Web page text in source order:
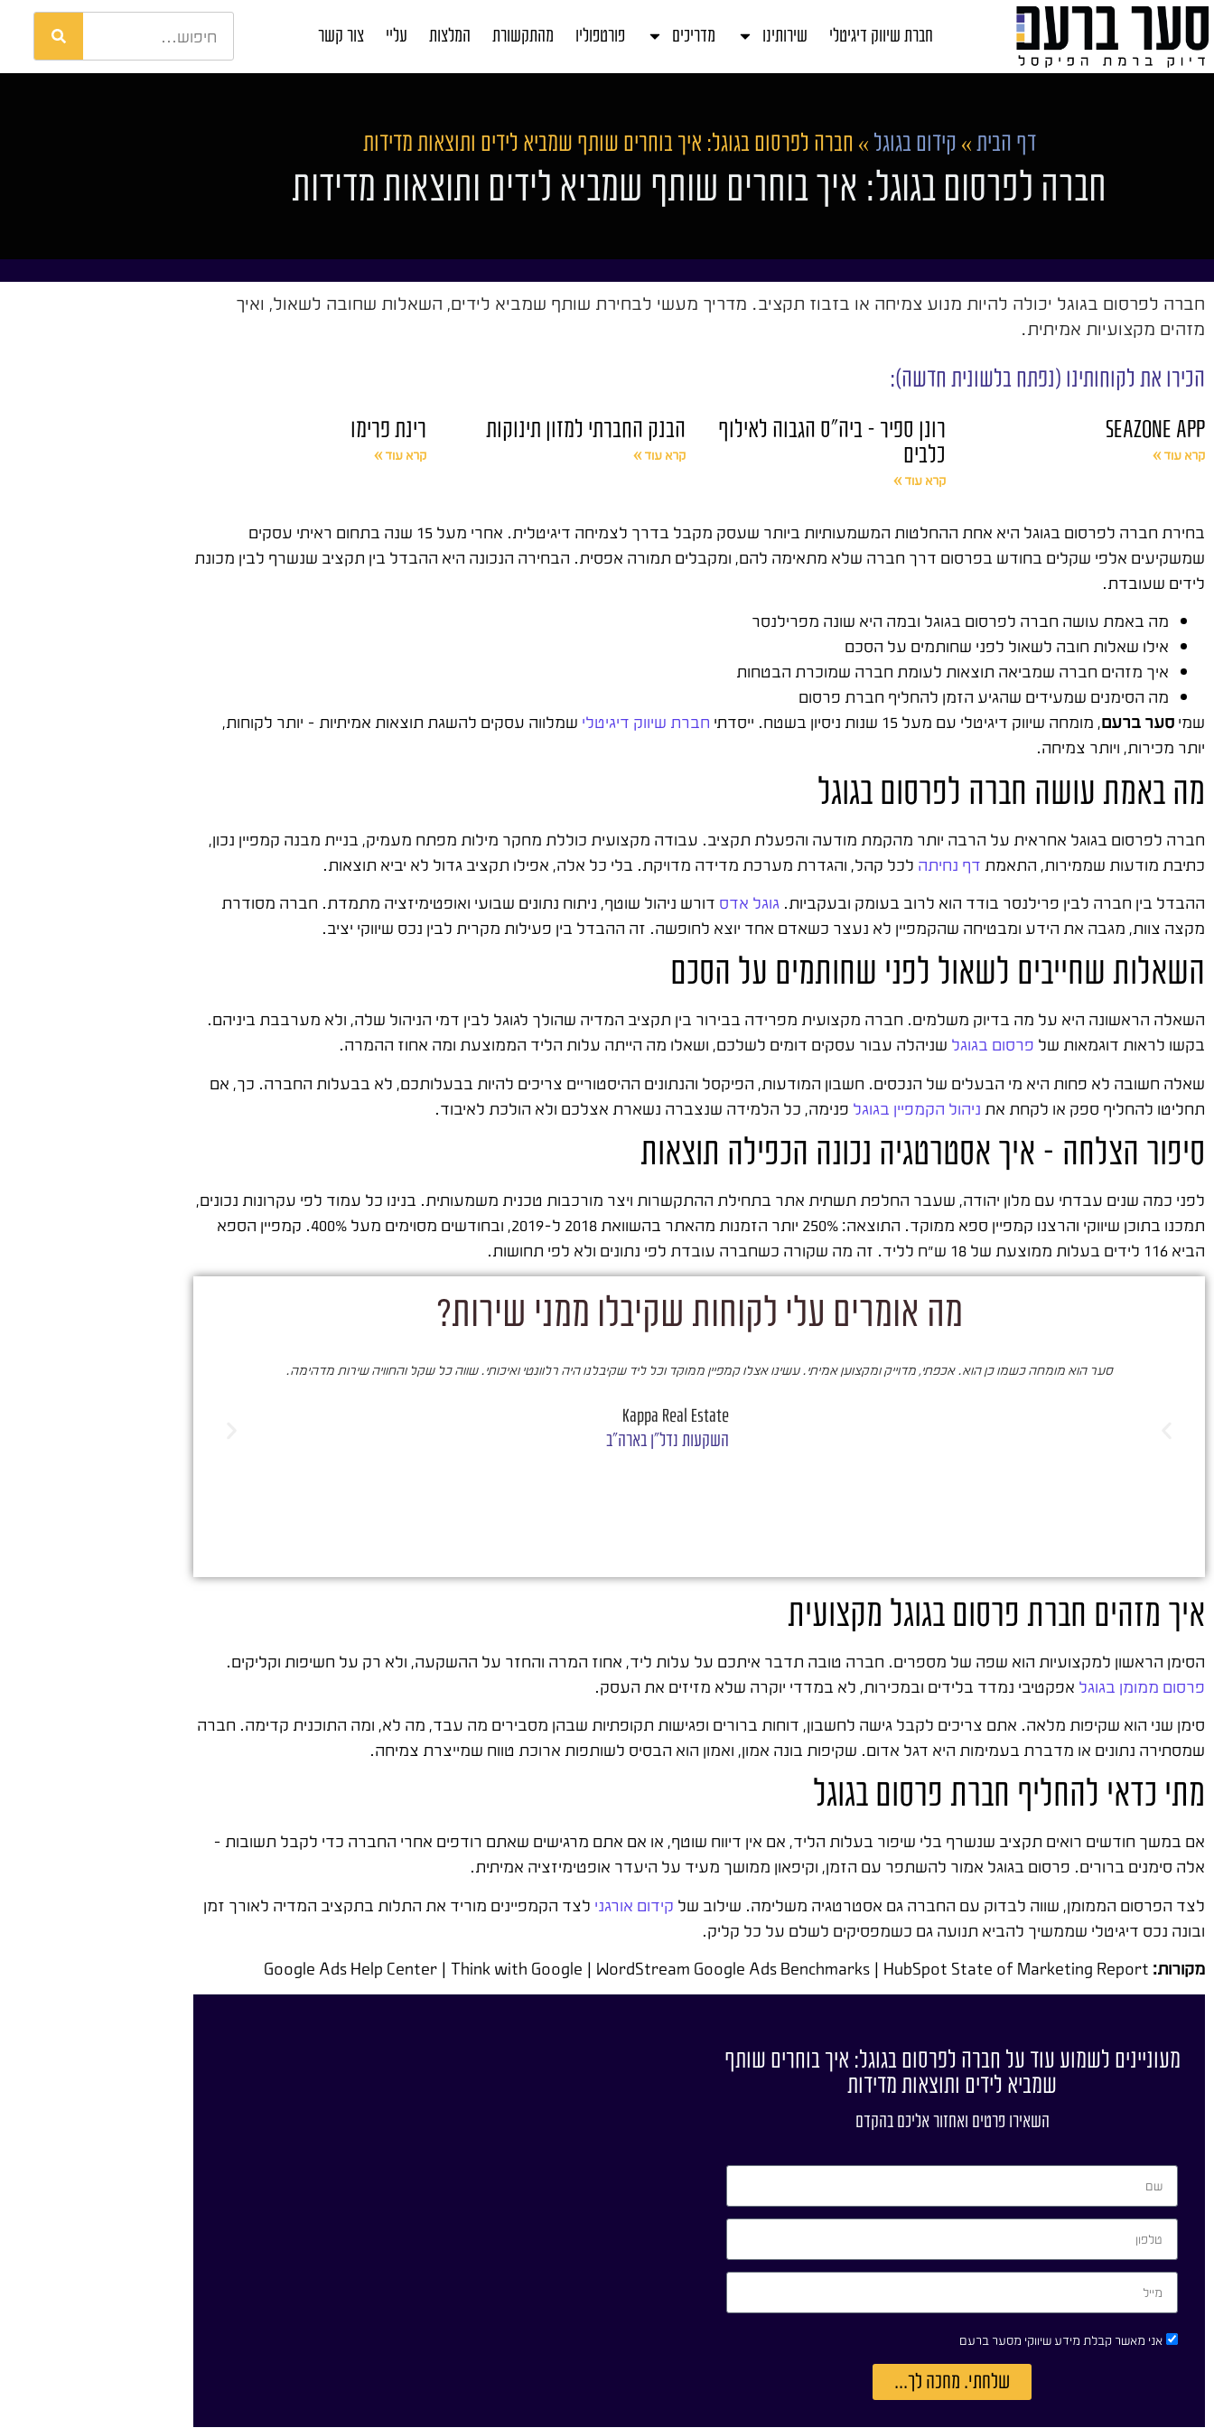
חברת שיווק דיגיטלי שירותינו מדריכים פורטפוליו מהתקשורת המלצות עליי צור קשר
דף הבית » קידום בגוגל » חברה לפרסום בגוגל: איך בוחרים שותף שמביא לידים ותוצאות מדידות
חברה לפרסום בגוגל: איך בוחרים שותף שמביא לידים ותוצאות מדידות
חברה לפרסום בגוגל יכולה להיות מנוע צמיחה או בזבוז תקציב. מדריך מעשי לבחירת שותף שמביא לידים, השאלות שחובה לשאול, ואיך
מזהים מקצועיות אמיתית.
הכירו את לקוחותינו (נפתח בלשונית חדשה):
SEAZONE APP
קרא עוד »
רונן ספיר – ביה"ס הגבוה לאילוף
כלבים
קרא עוד »
הבנק החברתי למזון תינוקות
קרא עוד »
רינת פרימו
קרא עוד »
בחירת חברה לפרסום בגוגל היא אחת ההחלטות המשמעותיות ביותר שעסק מקבל בדרך לצמיחה דיגיטלית. אחרי מעל 15 שנה בתחום ראיתי עסקים
שמשקיעים אלפי שקלים בחודש בפרסום דרך חברה שלא מתאימה להם, ומקבלים תמורה אפסית. הבחירה הנכונה היא ההבדל בין תקציב שנשרף לבין מכונת
לידים שעובדת.
מה באמת עושה חברה לפרסום בגוגל ובמה היא שונה מפרילנסר
אילו שאלות חובה לשאול לפני שחותמים על הסכם
איך מזהים חברה שמביאה תוצאות לעומת חברה שמוכרת הבטחות
מה הסימנים שמעידים שהגיע הזמן להחליף חברת פרסום
שמיסער ברעם, מומחה שיווק דיגיטלי עם מעל 15 שנות ניסיון בשטח. ייסדתי חברת שיווק דיגיטלי שמלווה עסקים להשגת תוצאות אמיתיות – יותר לקוחות,
יותר מכירות, ויותר צמיחה.
מה באמת עושה חברה לפרסום בגוגל
חברה לפרסום בגוגל אחראית על הרבה יותר מהקמת מודעה והפעלת תקציב. עבודה מקצועית כוללת מחקר מילות מפתח מעמיק, בניית מבנה קמפיין נכון,
כתיבת מודעות שממירות, התאמת דף נחיתה לכל קהל, והגדרת מערכת מדידה מדויקת. בלי כל אלה, אפילו תקציב גדול לא יביא תוצאות.
ההבדל בין חברה לבין פרילנסר בודד הוא לרוב בעומק ובעקביות. גוגל אדס דורש ניהול שוטף, ניתוח נתונים שבועי ואופטימיזציה מתמדת. חברה מסודרת
מקצה צוות, מגבה את הידע ומבטיחה שהקמפיין לא נעצר כשאדם אחד יוצא לחופשה. זה ההבדל בין פעילות מקרית לבין נכס שיווקי יציב.
השאלות שחייבים לשאול לפני שחותמים על הסכם
השאלה הראשונה היא על מה בדיוק משלמים. חברה מקצועית מפרידה בבירור בין תקציב המדיה שהולך לגוגל לבין דמי הניהול שלה, ולא מערבבת ביניהם.
בקשו לראות דוגמאות של פרסום בגוגל שניהלה עבור עסקים דומים לשלכם, ושאלו מה הייתה עלות הליד הממוצעת ומה אחוז ההמרה.
שאלה חשובה לא פחות היא מי הבעלים של הנכסים. חשבון המודעות, הפיקסל והנתונים ההיסטוריים צריכים להיות בבעלותכם, לא בבעלות החברה. כך, אם
תחליטו להחליף ספק או לקחת את ניהול הקמפיין בגוגל פנימה, כל הלמידה שנצברה נשארת אצלכם ולא הולכת לאיבוד.
סיפור הצלחה – איך אסטרטגיה נכונה הכפילה תוצאות
לפני כמה שנים עבדתי עם מלון יהודה, שעבר החלפת תשתית אתר בתחילת ההתקשרות ויצר מורכבות טכנית משמעותית. בנינו כל עמוד לפי עקרונות נכונים,
תמכנו בתוכן שיווקי והרצנו קמפיין ספא ממוקד. התוצאה: 250% יותר הזמנות מהאתר בהשוואת 2018 ל-2019, ובחודשים מסוימים מעל 400%. קמפיין הספא
הביא 116 לידים בעלות ממוצעת של 18 ש"ח לליד. זה מה שקורה כשחברה עובדת לפי נתונים ולא לפי תחושות.
מה אומרים עלי לקוחות שקיבלו ממני שירות?
סער הוא מומחה כשמו כן הוא. אכפתי, מדוייק ומקצוען אמיתי. עשינו אצלו קמפיין ממוקד וכל ליד שקיבלנו היה רלוונטי ואיכותי. שווה כל שקל והחוויה שירות מדהימה.
Kappa Real Estate
השקעות נדל"ן בארה"ב
איך מזהים חברת פרסום בגוגל מקצועית
הסימן הראשון למקצועיות הוא שפה של מספרים. חברה טובה תדבר איתכם על עלות ליד, אחוז המרה והחזר על ההשקעה, ולא רק על חשיפות וקליקים.
פרסום ממומן בגוגל אפקטיבי נמדד בלידים ובמכירות, לא במדדי יוקרה שלא מזיזים את העסק.
סימן שני הוא שקיפות מלאה. אתם צריכים לקבל גישה לחשבון, דוחות ברורים ופגישות תקופתיות שבהן מסבירים מה עבד, מה לא, ומה התוכנית קדימה. חברה
שמסתירה נתונים או מדברת בעמימות היא דגל אדום. שקיפות בונה אמון, ואמון הוא הבסיס לשותפות ארוכת טווח שמייצרת צמיחה.
מתי כדאי להחליף חברת פרסום בגוגל
אם במשך חודשים רואים תקציב שנשרף בלי שיפור בעלות הליד, אם אין דיווח שוטף, או אם אתם מרגישים שאתם רודפים אחרי החברה כדי לקבל תשובות –
אלה סימנים ברורים. פרסום בגוגל אמור להשתפר עם הזמן, וקיפאון ממושך מעיד על היעדר אופטימיזציה אמיתית.
לצד הפרסום הממומן, שווה לבדוק עם החברה גם אסטרטגיה משלימה. שילוב של קידום אורגני לצד הקמפיינים מוריד את התלות בתקציב המדיה לאורך זמן
ובונה נכס דיגיטלי שממשיך להביא תנועה גם כשמפסיקים לשלם על כל קליק.
מקורות:
מעוניינים לשמוע עוד על חברה לפרסום בגוגל: איך בוחרים שותף
שמביא לידים ותוצאות מדידות
השאירו פרטים ואחזור אליכם בהקדם
אני מאשר קבלת מידע שיווקי מסער ברעם
שלחתי. מחכה לך...